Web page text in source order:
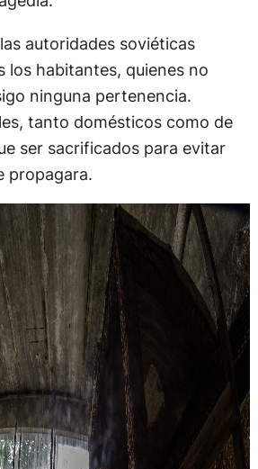
autoridades soviéticas
los habitantes, quienes no
ninguna pertenencia.
tanto domésticos como de
ser sacrificados para evitar
propagara.